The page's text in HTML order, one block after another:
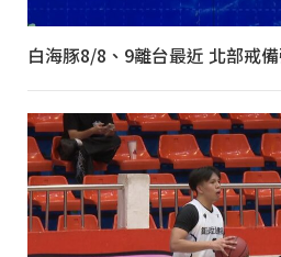
白海豚8/8、9離台最近 北部戒